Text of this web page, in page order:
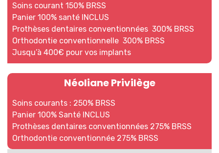
Soins courant 150% BRSS
Panier 100% santé INCLUS
Prothèses dentaires conventionnées 300% BRSS
Orthodontie conventionnelle 300% BRSS
Jusqu’à 400€ pour vos implants
Néoliane Privilège
Soins courants : 250% BRSS
Panier 100% Santé INCLUS
Prothèses dentaires conventionnées 275% BRSS
Orthodontie conventionnée 275% BRSS